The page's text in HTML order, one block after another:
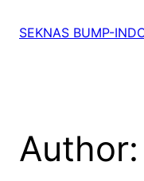
SEKNAS BUMP-
Author: